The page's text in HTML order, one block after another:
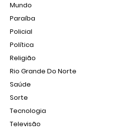
Mundo
Paraíba
Policial
Política
Religião
Rio Grande Do Norte
Saúde
Sorte
Tecnologia
Televisão